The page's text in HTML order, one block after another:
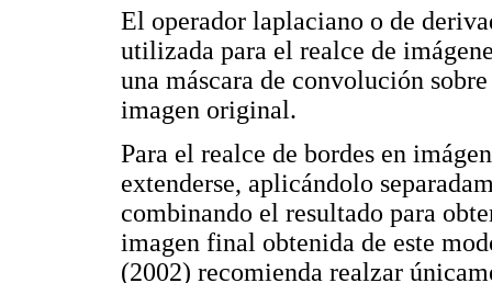
El operador laplaciano o de
utilizada para el realce de
una máscara de convolución
imagen original.
Para el realce de bordes en
extenderse, aplicándolo
combinando el resultado para
imagen final obtenida de este
(2002) recomienda realzar